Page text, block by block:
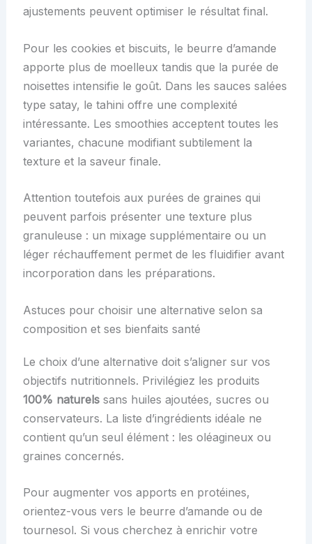
ajustements peuvent optimiser le résultat final.
Pour les cookies et biscuits, le beurre d’amande
apporte plus de moelleux tandis que la purée de
noisettes intensifie le goût. Dans les sauces salées
type satay, le tahini offre une complexité
intéressante. Les smoothies acceptent toutes les
variantes, chacune modifiant subtilement la
texture et la saveur finale.
Attention toutefois aux purées de graines qui
peuvent parfois présenter une texture plus
granuleuse : un mixage supplémentaire ou un
léger réchauffement permet de les fluidifier avant
incorporation dans les préparations.
Astuces pour choisir une alternative selon sa
composition et ses bienfaits santé
Le choix d’une alternative doit s’aligner sur vos
objectifs nutritionnels. Privilégiez les produits
100% naturelssans huiles ajoutées, sucres ou
conservateurs. La liste d’ingrédients idéale ne
contient qu’un seul élément : les oléagineux ou
graines concernés.
Pour augmenter vos apports en protéines,
orientez-vous vers le beurre d’amande ou de
tournesol. Si vous cherchez à enrichir votre